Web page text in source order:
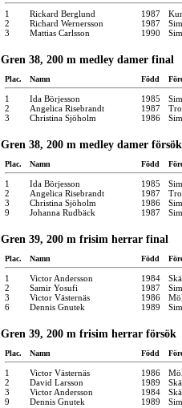
1 Rickard Berglund 1987
2
Richard Wernersson 1987
3
Mattias Carlsson 1990
Gren 38, 200 m medley damer final
Plac. Namn Född
1 Ida Börjesson 1985
2
Angelica Risebrandt 1987
3
Christina Sjöholm 1986
Gren 38, 200 m medley damer försök
Plac. Namn Född
1 Ida Börjesson 1985
2
Angelica Risebrandt 1987
3
Christina Sjöholm 1986
9
Johanna Rudbäck 1987
Gren 39, 200 m frisim herrar final
Plac. Namn Född
1 Victor Andersson 1984
2
Samir Yosufi 1987
3
Victor Västernäs 1986
6
Dennis Gnutek 1989
Gren 39, 200 m frisim herrar försök
Plac. Namn Född
1 Victor Västernäs 1986
2
David Larsson 1989
3
Victor Andersson 1984
9
Dennis Gnutek 1989